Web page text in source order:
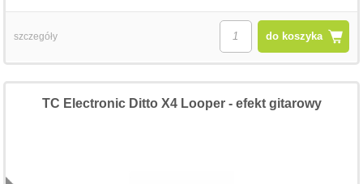
do koszyka
szczegóły
TC Electronic Ditto X4 Looper - efekt gitarowy